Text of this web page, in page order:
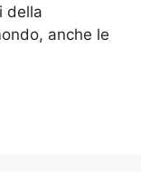
della
anche le